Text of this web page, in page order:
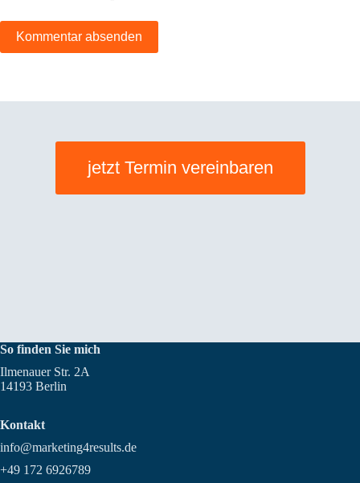
Kommentar absenden
jetzt Termin vereinbaren
So finden Sie mich
Ilmenauer Str. 2A
14193 Berlin
Kontakt
info@marketing4results.de
+49 172 6926789